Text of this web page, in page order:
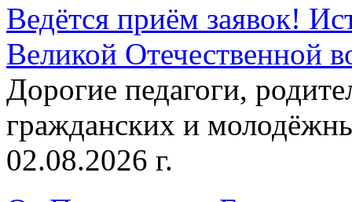
Ведётся приём заявок!
Великой Отечественной
Дорогие педагоги,
гражданских и
02.08.2026 г.